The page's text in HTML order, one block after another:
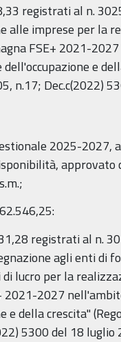
registrati al n.
alle imprese per la
FSE+ 2021-
e
n.17; Dec.c(2022)
2025-2027,
approvato
:
registrati al n.
agli enti di
lucro per la
2021-2027
e della crescita"
5300 del 18 luglio